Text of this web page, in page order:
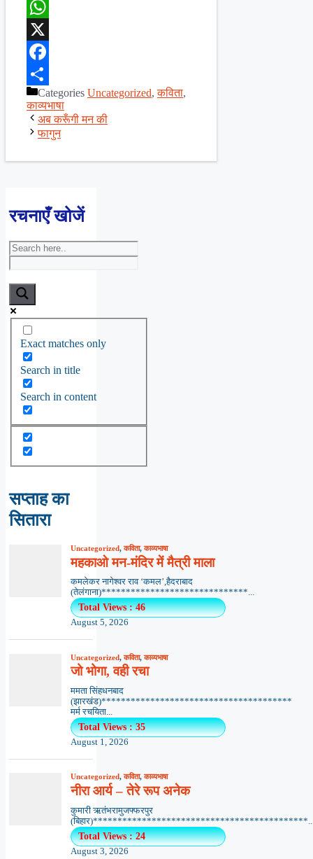
WhatsApp
X
Facebook
ShareCategories Uncategorized,कविता,
काव्यभाषा
अब करूँगी मन की
फागुन
रचनाएँ खोजें
Exact matches only
Search in title
Search in content
सप्ताह का
सितारा
Uncategorized,कविता,काव्यभाषा
महकाओ मन-मंदिर में मैत्री माला
कमलेकर नागेश्वर राव ‘कमल’,हैदराबाद
(तेलंगाना)******************************...
Total Views : 46
August 5, 2026
Uncategorized,कविता,काव्यभाषा
जो भोगा, वही रचा
ममता सिंहधनबाद
(झारखंड)***************************************
मर्म रचयिता...
Total Views : 35
August 1, 2026
Uncategorized,कविता,काव्यभाषा
नीरा आर्य – तेरे रूप अनेक
कुमारी ऋतंभरामुजफ्फरपुर
Total Views : 24
August 3, 2026